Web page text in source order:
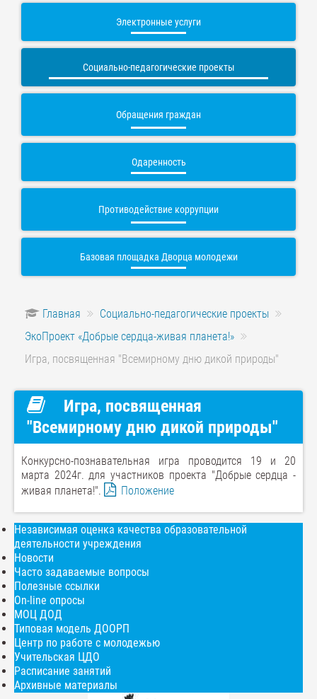
Электронные услуги
Социально-педагогические проекты
Обращения граждан
Одаренность
Противодействие коррупции
Базовая площадка Дворца молодежи
Главная
Социально-педагогические проекты
ЭкоПроект «Добрые сердца-живая планета!»
Игра, посвященная "Всемирному дню дикой природы"
Игра, посвященная
"Всемирному дню дикой природы"
Конкурсно-познавательная игра проводится 19 и 20
марта 2024г. для участников проекта "Добрые сердца -
живая планета!".
Положение
Независимая оценка качества образовательной
деятельности учреждения
Новости
Часто задаваемые вопросы
Полезные ссылки
On-line опросы
МОЦ ДОД
Типовая модель ДООРП
Центр по работе с молодежью
Учительская ЦДО
Расписание занятий
Архивные материалы